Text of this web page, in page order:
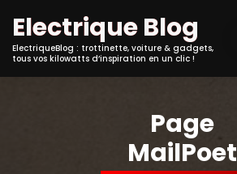
Electrique Blog
ElectriqueBlog : trottinette, voiture & gadgets,
tous vos kilowatts d’inspiration en un clic !
Page
MailPoet